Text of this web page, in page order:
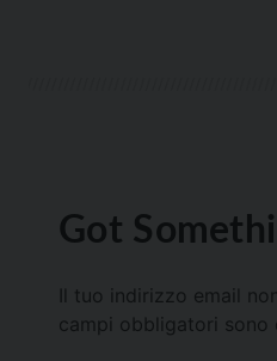
Got
Il tuo indirizzo email
campi obbligatori sono